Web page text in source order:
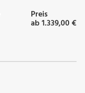
Preis
ab 1.339,00 €